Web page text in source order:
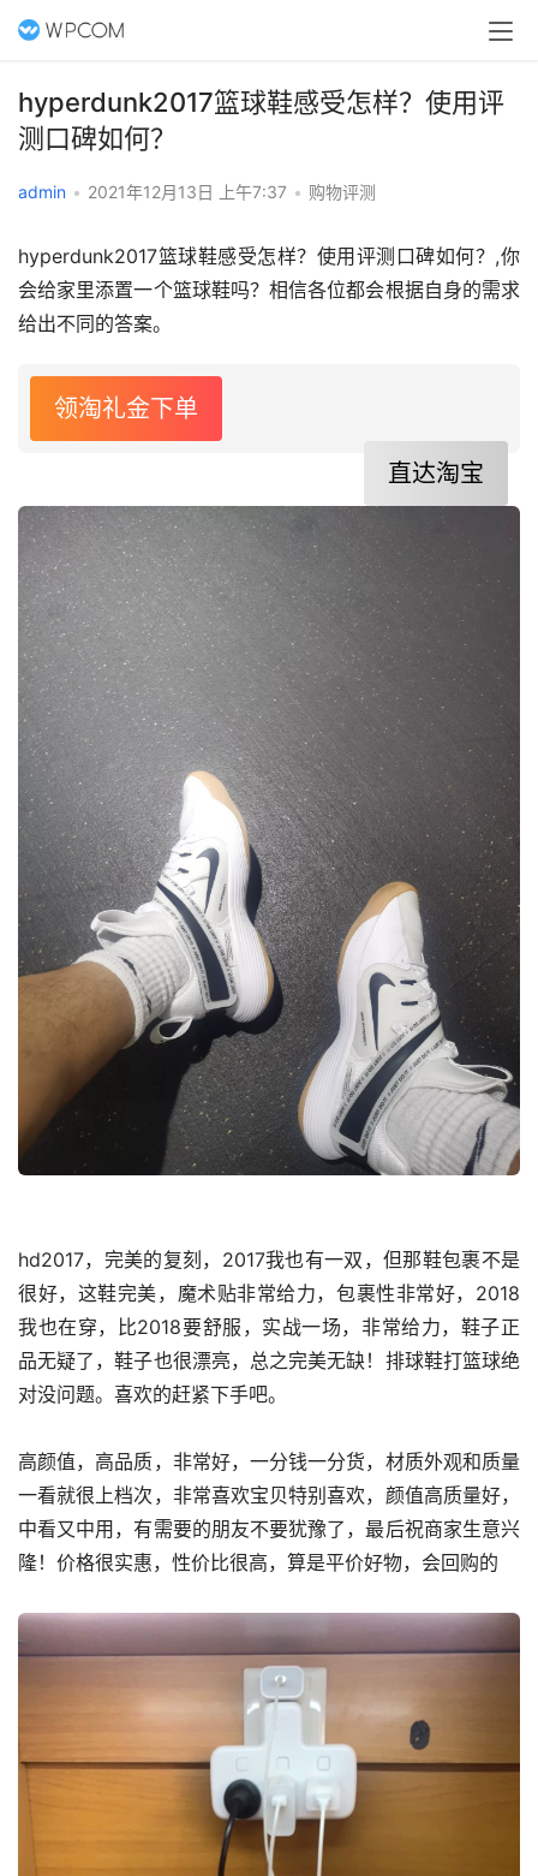
hyperdunk2017篮球鞋感受怎样？使用评
测口碑如何？
admin • 2021年12月13日 上午7:37 • 购物评测
hyperdunk2017篮球鞋感受怎样？使用评测口碑如何？,你
会给家里添置一个篮球鞋吗？相信各位都会根据自身的需求
给出不同的答案。
领淘礼金下单
直达淘宝
hd2017，完美的复刻，2017我也有一双，但那鞋包裹不是
很好，这鞋完美，魔术贴非常给力，包裹性非常好，2018
我也在穿，比2018要舒服，实战一场，非常给力，鞋子正
品无疑了，鞋子也很漂亮，总之完美无缺！排球鞋打篮球绝
对没问题。喜欢的赶紧下手吧。
高颜值，高品质，非常好，一分钱一分货，材质外观和质量
一看就很上档次，非常喜欢宝贝特别喜欢，颜值高质量好，
中看又中用，有需要的朋友不要犹豫了，最后祝商家生意兴
隆！价格很实惠，性价比很高，算是平价好物，会回购的